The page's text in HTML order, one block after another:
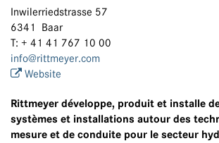
Inwilerriedstrasse 57
6341 Baar
T: + 41 41 767 10 00
info@rittmeyer.com
Website
Rittmeyer développe, produit et installe
systèmes et installations autour des
mesure et de conduite pour le secteur